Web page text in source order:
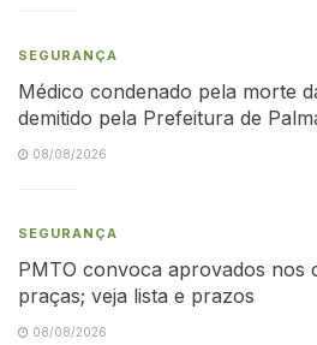
SEGURANÇA
Médico condenado pela morte
demitido pela Prefeitura de
08/08/2026
SEGURANÇA
PMTO convoca aprovados nos
praças; veja lista e prazos
08/08/2026